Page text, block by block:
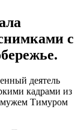
с
деятель
кадрами из
мужем Тимуром